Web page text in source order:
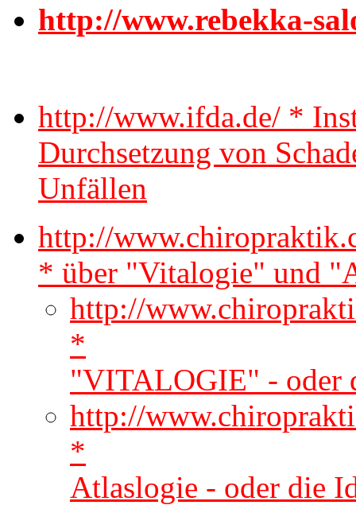
http://www.rebekka-
http://www.ifda.de/ *
Durchsetzung von
Unfällen
http://
* über "Vitalogie" und
http://
*
"VITALOGIE" - oder
http://
*
Atlaslogie - oder die